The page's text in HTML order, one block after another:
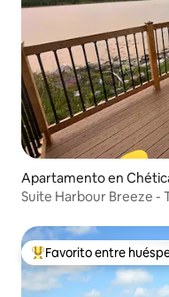
Apartamento en
Suite Harbour Breeze -
Favorito entre
Favorito entre